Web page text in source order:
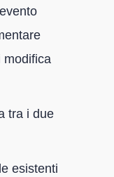
modifica
tra i due
esistenti